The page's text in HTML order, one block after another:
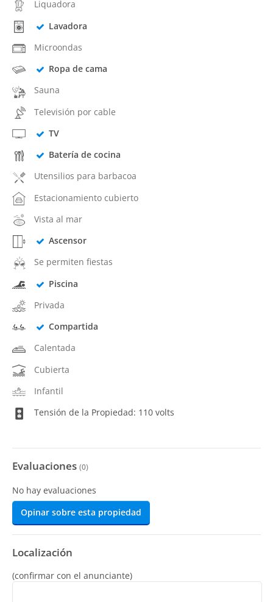
Liquadora
Lavadora
Microondas
Ropa de cama
Sauna
Televisión por cable
TV
Batería de cocina
Utensilios para barbacoa
Estacionamiento cubierto
Vista al mar
Ascensor
Se permiten fiestas
Piscina
Privada
Compartida
Calentada
Cubierta
Infantil
Tensión de la Propiedad: 110 volts
Evaluaciones (0)
No hay evaluaciones
Opinar sobre esta propiedad
Localización
(confirmar con el anunciante)